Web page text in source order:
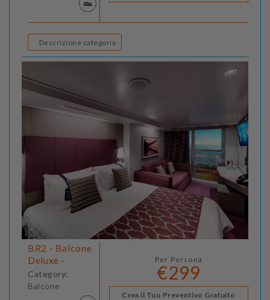
Descrizione categoria
BR2 - Balcone
Deluxe -
Category:
Balcone
Per Persona
€299
Crea il Tuo Preventivo Gratuito